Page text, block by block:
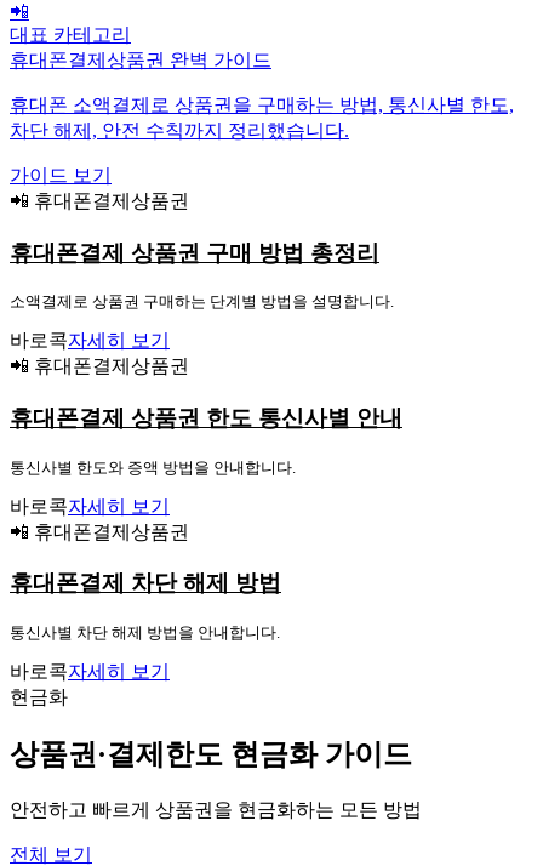
📲
대표 카테고리
휴대폰결제상품권 완벽 가이드
휴대폰 소액결제로 상품권을 구매하는 방법, 통신사별 한도,
차단 해제, 안전 수칙까지 정리했습니다.
가이드 보기
📲 휴대폰결제상품권
휴대폰결제 상품권 구매 방법 총정리
소액결제로 상품권 구매하는 단계별 방법을 설명합니다.
바로콕자세히 보기
📲 휴대폰결제상품권
휴대폰결제 상품권 한도 통신사별 안내
통신사별 한도와 증액 방법을 안내합니다.
바로콕자세히 보기
📲 휴대폰결제상품권
휴대폰결제 차단 해제 방법
통신사별 차단 해제 방법을 안내합니다.
바로콕자세히 보기
현금화
상품권·결제한도 현금화 가이드
안전하고 빠르게 상품권을 현금화하는 모든 방법
전체 보기